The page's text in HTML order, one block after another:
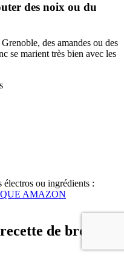
des noix ou du
des amandes ou des
se marient très bien avec les
électros ou ingrédients :
AMAZON
de brownies